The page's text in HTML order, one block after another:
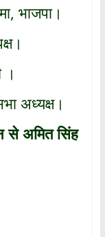
भाजपा।
।
अध्यक्ष।
से अमित सिंह